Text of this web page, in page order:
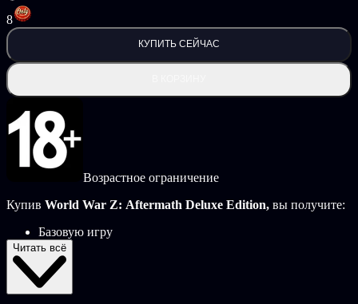
8
КУПИТЬ СЕЙЧАС
Возрастное ограничение
Купив World War Z: Aftermath Deluxe Edition, вы получите:
Базовую игру
Бонусное оружие: Кувалда и Парные тесаки
Набор скинов для оружия The Explorer
World War Z: Aftermath
Читать всё